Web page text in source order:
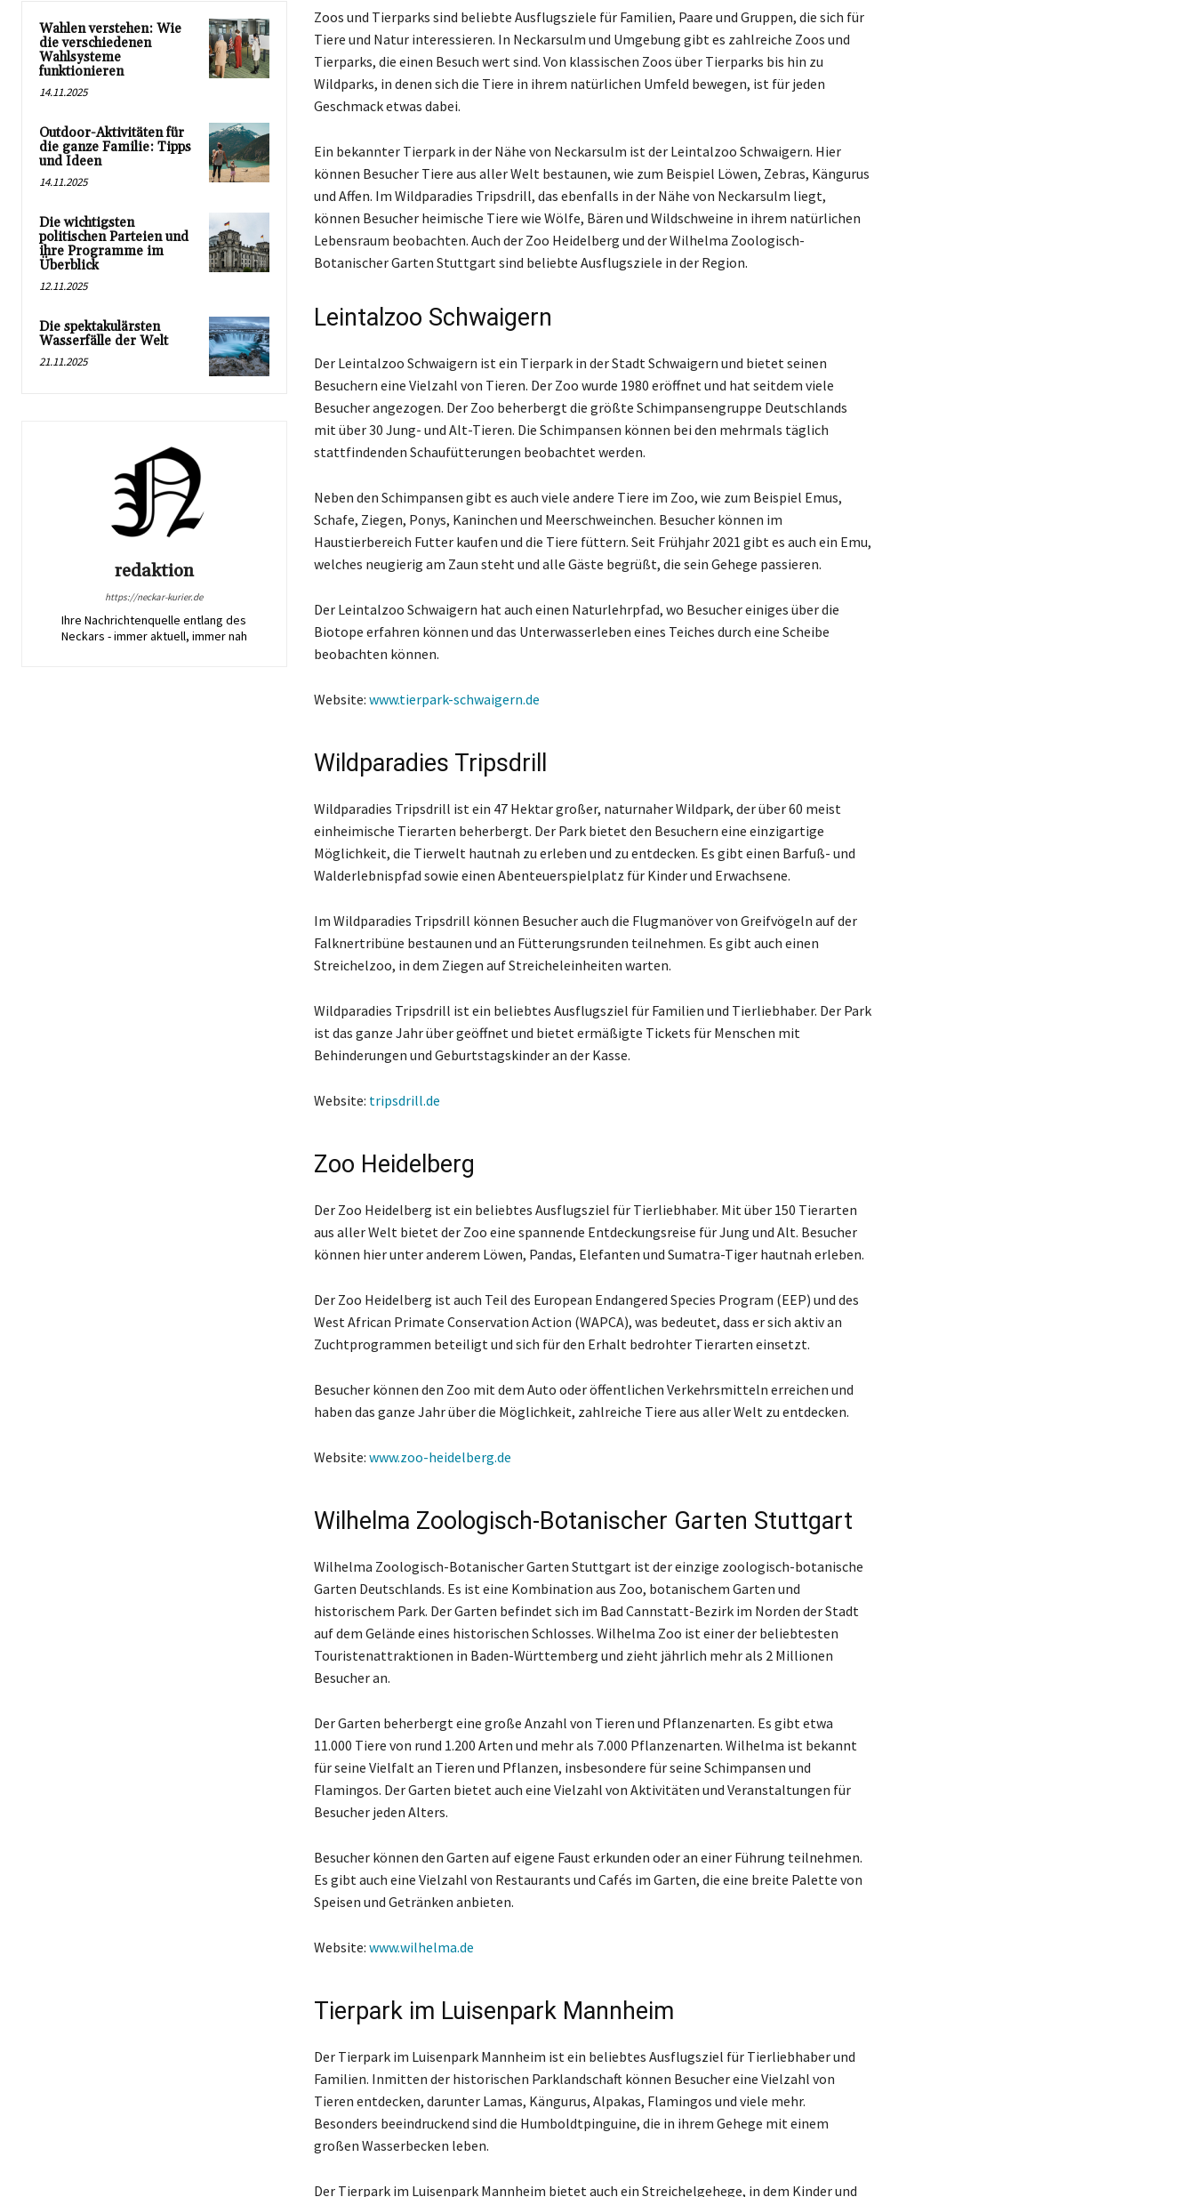
Wahlen verstehen: Wie
die verschiedenen
Wahlsysteme
funktionieren
14.11.2025
Outdoor-Aktivitäten für
die ganze Familie: Tipps
und Ideen
14.11.2025
Die wichtigsten
politischen Parteien und
ihre Programme im
Überblick
12.11.2025
Die spektakulärsten
Wasserfälle der Welt
21.11.2025
redaktion
https://neckar-kurier.de
Ihre Nachrichtenquelle entlang des
Neckars - immer aktuell, immer nah
Zoos und Tierparks sind beliebte Ausflugsziele für Familien, Paare und Gruppen, die sich für
Tiere und Natur interessieren. In Neckarsulm und Umgebung gibt es zahlreiche Zoos und
Tierparks, die einen Besuch wert sind. Von klassischen Zoos über Tierparks bis hin zu
Wildparks, in denen sich die Tiere in ihrem natürlichen Umfeld bewegen, ist für jeden
Geschmack etwas dabei.
Ein bekannter Tierpark in der Nähe von Neckarsulm ist der Leintalzoo Schwaigern. Hier
können Besucher Tiere aus aller Welt bestaunen, wie zum Beispiel Löwen, Zebras, Kängurus
und Affen. Im Wildparadies Tripsdrill, das ebenfalls in der Nähe von Neckarsulm liegt,
können Besucher heimische Tiere wie Wölfe, Bären und Wildschweine in ihrem natürlichen
Lebensraum beobachten. Auch der Zoo Heidelberg und der Wilhelma Zoologisch-
Botanischer Garten Stuttgart sind beliebte Ausflugsziele in der Region.
Leintalzoo Schwaigern
Der Leintalzoo Schwaigern ist ein Tierpark in der Stadt Schwaigern und bietet seinen
Besuchern eine Vielzahl von Tieren. Der Zoo wurde 1980 eröffnet und hat seitdem viele
Besucher angezogen. Der Zoo beherbergt die größte Schimpansengruppe Deutschlands
mit über 30 Jung- und Alt-Tieren. Die Schimpansen können bei den mehrmals täglich
stattfindenden Schaufütterungen beobachtet werden.
Neben den Schimpansen gibt es auch viele andere Tiere im Zoo, wie zum Beispiel Emus,
Schafe, Ziegen, Ponys, Kaninchen und Meerschweinchen. Besucher können im
Haustierbereich Futter kaufen und die Tiere füttern. Seit Frühjahr 2021 gibt es auch ein Emu,
welches neugierig am Zaun steht und alle Gäste begrüßt, die sein Gehege passieren.
Der Leintalzoo Schwaigern hat auch einen Naturlehrpfad, wo Besucher einiges über die
Biotope erfahren können und das Unterwasserleben eines Teiches durch eine Scheibe
beobachten können.
Website: www.tierpark-schwaigern.de
Wildparadies Tripsdrill
Wildparadies Tripsdrill ist ein 47 Hektar großer, naturnaher Wildpark, der über 60 meist
einheimische Tierarten beherbergt. Der Park bietet den Besuchern eine einzigartige
Möglichkeit, die Tierwelt hautnah zu erleben und zu entdecken. Es gibt einen Barfuß- und
Walderlebnispfad sowie einen Abenteuerspielplatz für Kinder und Erwachsene.
Im Wildparadies Tripsdrill können Besucher auch die Flugmanöver von Greifvögeln auf der
Falknertribüne bestaunen und an Fütterungsrunden teilnehmen. Es gibt auch einen
Streichelzoo, in dem Ziegen auf Streicheleinheiten warten.
Wildparadies Tripsdrill ist ein beliebtes Ausflugsziel für Familien und Tierliebhaber. Der Park
ist das ganze Jahr über geöffnet und bietet ermäßigte Tickets für Menschen mit
Behinderungen und Geburtstagskinder an der Kasse.
Website: tripsdrill.de
Zoo Heidelberg
Der Zoo Heidelberg ist ein beliebtes Ausflugsziel für Tierliebhaber. Mit über 150 Tierarten
aus aller Welt bietet der Zoo eine spannende Entdeckungsreise für Jung und Alt. Besucher
können hier unter anderem Löwen, Pandas, Elefanten und Sumatra-Tiger hautnah erleben.
Der Zoo Heidelberg ist auch Teil des European Endangered Species Program (EEP) und des
West African Primate Conservation Action (WAPCA), was bedeutet, dass er sich aktiv an
Zuchtprogrammen beteiligt und sich für den Erhalt bedrohter Tierarten einsetzt.
Besucher können den Zoo mit dem Auto oder öffentlichen Verkehrsmitteln erreichen und
haben das ganze Jahr über die Möglichkeit, zahlreiche Tiere aus aller Welt zu entdecken.
Website: www.zoo-heidelberg.de
Wilhelma Zoologisch-Botanischer Garten Stuttgart
Wilhelma Zoologisch-Botanischer Garten Stuttgart ist der einzige zoologisch-botanische
Garten Deutschlands. Es ist eine Kombination aus Zoo, botanischem Garten und
historischem Park. Der Garten befindet sich im Bad Cannstatt-Bezirk im Norden der Stadt
auf dem Gelände eines historischen Schlosses. Wilhelma Zoo ist einer der beliebtesten
Touristenattraktionen in Baden-Württemberg und zieht jährlich mehr als 2 Millionen
Besucher an.
Der Garten beherbergt eine große Anzahl von Tieren und Pflanzenarten. Es gibt etwa
11.000 Tiere von rund 1.200 Arten und mehr als 7.000 Pflanzenarten. Wilhelma ist bekannt
für seine Vielfalt an Tieren und Pflanzen, insbesondere für seine Schimpansen und
Flamingos. Der Garten bietet auch eine Vielzahl von Aktivitäten und Veranstaltungen für
Besucher jeden Alters.
Besucher können den Garten auf eigene Faust erkunden oder an einer Führung teilnehmen.
Es gibt auch eine Vielzahl von Restaurants und Cafés im Garten, die eine breite Palette von
Speisen und Getränken anbieten.
Website: www.wilhelma.de
Tierpark im Luisenpark Mannheim
Der Tierpark im Luisenpark Mannheim ist ein beliebtes Ausflugsziel für Tierliebhaber und
Familien. Inmitten der historischen Parklandschaft können Besucher eine Vielzahl von
Tieren entdecken, darunter Lamas, Kängurus, Alpakas, Flamingos und viele mehr.
Besonders beeindruckend sind die Humboldtpinguine, die in ihrem Gehege mit einem
großen Wasserbecken leben.
Der Tierpark im Luisenpark Mannheim bietet auch ein Streichelgehege, in dem Kinder und